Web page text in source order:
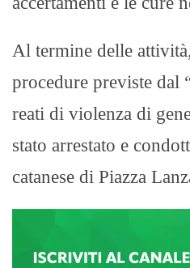
Al termine delle
procedure previste dal
reati di violenza di
stato arrestato e
catanese di Piazza